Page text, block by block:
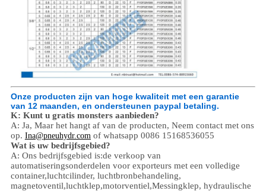
Onze producten zijn van hoge kwaliteit met een garantie
van 12 maanden, en ondersteunen paypal betaling.
K: Kunt u gratis monsters aanbieden?
A: Ja, Maar het hangt af van de producten, Neem contact met ons
op. Ina@pneuhydr.com of whatsapp 0086 15168536055
Wat is uw bedrijfsgebied?
A: Ons bedrijfsgebied is:de verkoop van
automatiseringsonderdelen voor exporteurs met een volledige
container,luchtcilinder, luchtbronbehandeling,
magnetoventil,luchtklep,motorventiel,Messingklep, hydraulische